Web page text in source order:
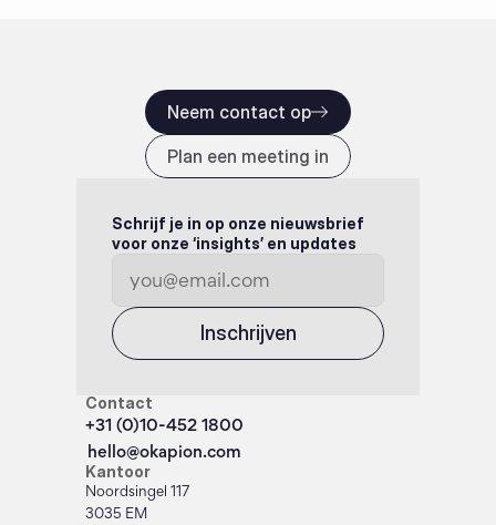
Neem contact op
Plan een meeting in
Schrijf je in op onze nieuwsbrief
voor onze ‘insights’ en updates
Inschrijven
Contact
+31 (0)10-452 1800
hello@okapion.com
Kantoor
Noordsingel 117
3035 EM